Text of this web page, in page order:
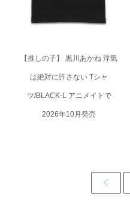
【推しの子】 黒川あかね 浮気
は絶対に許さない Tシャ
ツ/BLACK-L アニメイトで
2026年10月発売